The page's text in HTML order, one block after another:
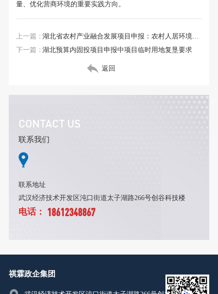
量、优化营商环境的重要实践方向。
上一篇：
湖北省农村产业融合发展项目申报：农村人居环境整治项目
下一篇：湖北预算内固投项目申报中项目临时用地复垦要求
返回
CONTACT US
联系我们
联系地址
武汉经济技术开发区沌口街道太子湖路266号创谷科技楼
电话： 18612348867
祺霖政企集团